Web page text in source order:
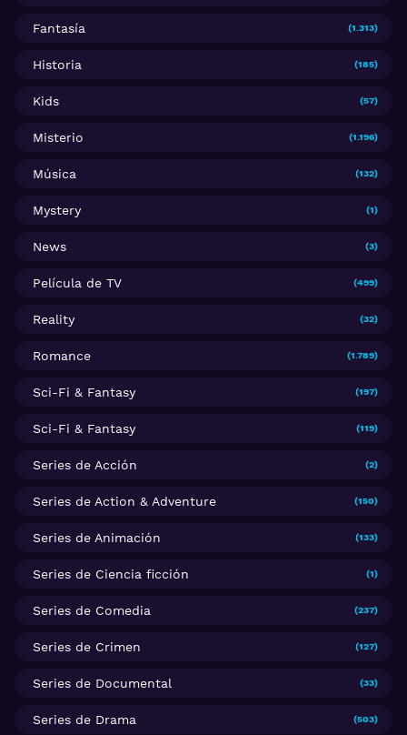
Fantasía (1.313)
Historia (185)
Kids (57)
Misterio (1.196)
Música (132)
Mystery (1)
News (3)
Película de TV (499)
Reality (32)
Romance (1.789)
Sci-Fi & Fantasy (197)
Sci-Fi & Fantasy (119)
Series de Acción (2)
Series de Action & Adventure (150)
Series de Animación (133)
Series de Ciencia ficción (1)
Series de Comedia (237)
Series de Crimen (127)
Series de Documental (33)
Series de Drama (503)